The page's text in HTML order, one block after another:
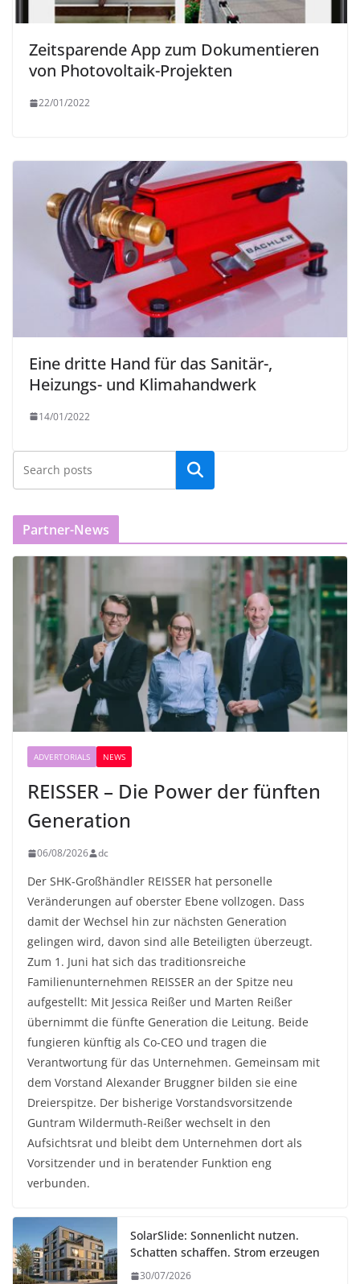
Zeitsparende App zum Dokumentieren
von Photovoltaik-Projekten
22/01/2022
Eine dritte Hand für das Sanitär-,
Heizungs- und Klimahandwerk
14/01/2022
Partner-News
ADVERTORIALS NEWS
REISSER – Die Power der fünften
Generation
06/08/2026 dc
Der SHK-Großhändler REISSER hat personelle
Veränderungen auf oberster Ebene vollzogen. Dass
damit der Wechsel hin zur nächsten Generation
gelingen wird, davon sind alle Beteiligten überzeugt.
Zum 1. Juni hat sich das traditionsreiche
Familienunternehmen REISSER an der Spitze neu
aufgestellt: Mit Jessica Reißer und Marten Reißer
übernimmt die fünfte Generation die Leitung. Beide
fungieren künftig als Co-CEO und tragen die
Verantwortung für das Unternehmen. Gemeinsam mit
dem Vorstand Alexander Bruggner bilden sie eine
Dreierspitze. Der bisherige Vorstandsvorsitzende
Guntram Wildermuth-Reißer wechselt in den
Aufsichtsrat und bleibt dem Unternehmen dort als
Vorsitzender und in beratender Funktion eng
verbunden.
SolarSlide: Sonnenlicht nutzen.
Schatten schaffen. Strom erzeugen
30/07/2026